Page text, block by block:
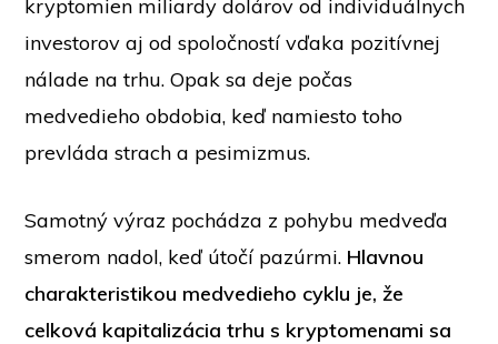
kryptomien miliardy dolárov od individuálnych
investorov aj od spoločností vďaka pozitívnej
nálade na trhu. Opak sa deje počas
medvedieho obdobia, keď namiesto toho
prevláda strach a pesimizmus.
Samotný výraz pochádza z pohybu medveďa
smerom nadol, keď útočí pazúrmi. Hlavnou
charakteristikou medvedieho cyklu je, že
celková kapitalizácia trhu s kryptomenami sa